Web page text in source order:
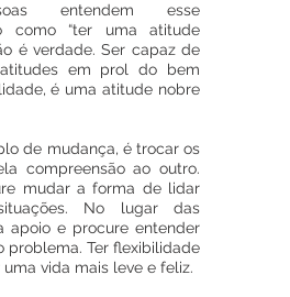
entendem esse
como “ter uma atitude
é verdade. Ser capaz de
em prol do bem
é uma atitude nobre
de mudança, é trocar os
compreensão ao outro.
mudar a forma de lidar
No lugar das
apoio e procure entender
problema. Ter flexibilidade
vida mais leve e feliz.